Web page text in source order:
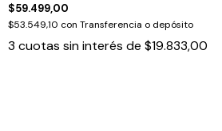
$59.499,00
$53.549,10 con Transferencia o depósito
3 cuotas sin interés de $19.833,00